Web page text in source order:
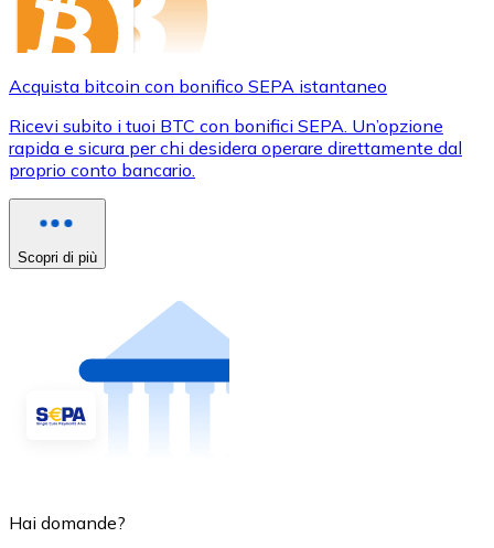
Acquista bitcoin con bonifico SEPA istantaneo
Ricevi subito i tuoi BTC con bonifici SEPA. Un’opzione
rapida e sicura per chi desidera operare direttamente dal
proprio conto bancario.
Scopri di più
Hai domande?